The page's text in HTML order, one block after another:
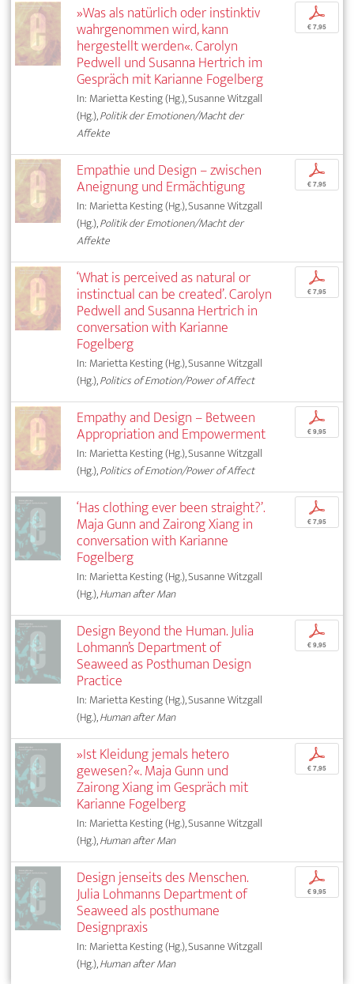
»Was als natürlich oder instinktiv
wahrgenommen wird, kann
hergestellt werden«. Carolyn
Pedwell und Susanna Hertrich im
Gespräch mit Karianne Fogelberg
In: Marietta Kesting (Hg.), Susanne Witzgall
(Hg.),Politik der Emotionen/Macht der
Affekte
p
€ 7,95
Empathie und Design – zwischen
Aneignung und Ermächtigung
In: Marietta Kesting (Hg.), Susanne Witzgall
(Hg.),Politik der Emotionen/Macht der
Affekte
p
€ 7,95
‘What is perceived as natural or
instinctual can be created’. Carolyn
Pedwell and Susanna Hertrich in
conversation with Karianne
Fogelberg
In: Marietta Kesting (Hg.), Susanne Witzgall
(Hg.),Politics of Emotion/Power of Affect
p
€ 7,95
Empathy and Design – Between
Appropriation and Empowerment
In: Marietta Kesting (Hg.), Susanne Witzgall
(Hg.),Politics of Emotion/Power of Affect
p
€ 9,95
‘Has clothing ever been straight?’.
Maja Gunn and Zairong Xiang in
conversation with Karianne
Fogelberg
In: Marietta Kesting (Hg.), Susanne Witzgall
(Hg.),Human after Man
p
€ 7,95
Design Beyond the Human. Julia
Lohmann’s Department of
Seaweed as Posthuman Design
Practice
In: Marietta Kesting (Hg.), Susanne Witzgall
(Hg.),Human after Man
p
€ 9,95
»Ist Kleidung jemals hetero
gewesen?«. Maja Gunn und
Zairong Xiang im Gespräch mit
Karianne Fogelberg
In: Marietta Kesting (Hg.), Susanne Witzgall
(Hg.),Human after Man
p
€ 7,95
Design jenseits des Menschen.
Julia Lohmanns Department of
Seaweed als posthumane
Designpraxis
In: Marietta Kesting (Hg.), Susanne Witzgall
(Hg.),Human after Man
p
€ 9,95